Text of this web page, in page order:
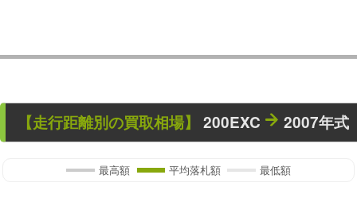
【走行距離別の買取相場】 200EXC 2007年式
最高額 平均落札額 最低額